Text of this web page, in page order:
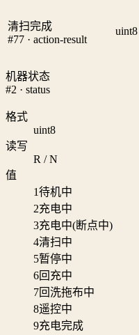
清扫完成
#77 · action-result
uint8
机器状态
#2 · status
格式
uint8
读写
R / N
值
1待机中
2充电中
3充电中(断点中)
4清扫中
5暂停中
6回充中
7回洗拖布中
8遥控中
9充电完成